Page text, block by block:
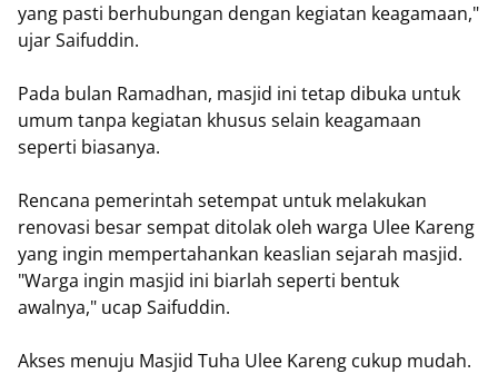
yang pasti berhubungan dengan kegiatan keagamaan,"
ujar Saifuddin.
Pada bulan Ramadhan, masjid ini tetap dibuka untuk
umum tanpa kegiatan khusus selain keagamaan
seperti biasanya.
Rencana pemerintah setempat untuk melakukan
renovasi besar sempat ditolak oleh warga Ulee Kareng
yang ingin mempertahankan keaslian sejarah masjid.
"Warga ingin masjid ini biarlah seperti bentuk
awalnya," ucap Saifuddin.
Akses menuju Masjid Tuha Ulee Kareng cukup mudah.